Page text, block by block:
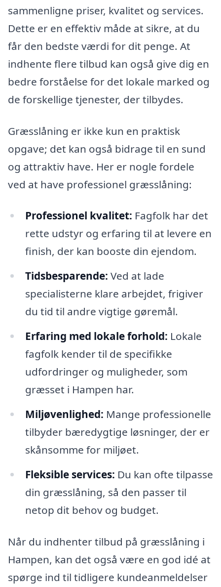
sammenligne priser, kvalitet og services.
Dette er en effektiv måde at sikre, at du
får den bedste værdi for dit penge. At
indhente flere tilbud kan også give dig en
bedre forståelse for det lokale marked og
de forskellige tjenester, der tilbydes.
Græsslåning er ikke kun en praktisk
opgave; det kan også bidrage til en sund
og attraktiv have. Her er nogle fordele
ved at have professionel græsslåning:
Professionel kvalitet: Fagfolk har det
rette udstyr og erfaring til at levere en
finish, der kan booste din ejendom.
Tidsbesparende: Ved at lade
specialisterne klare arbejdet, frigiver
du tid til andre vigtige gøremål.
Erfaring med lokale forhold: Lokale
fagfolk kender til de specifikke
udfordringer og muligheder, som
græsset i Hampen har.
Miljøvenlighed: Mange professionelle
tilbyder bæredygtige løsninger, der er
skånsomme for miljøet.
Fleksible services: Du kan ofte tilpasse
din græsslåning, så den passer til
netop dit behov og budget.
Når du indhenter tilbud på græsslåning i
Hampen, kan det også være en god idé at
spørge ind til tidligere kundeanmeldelser